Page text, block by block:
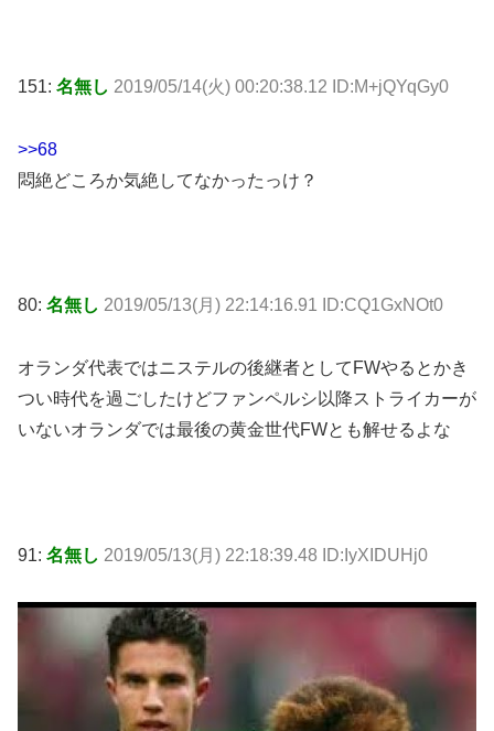
151: 名無し 2019/05/14(火) 00:20:38.12 ID:M+jQYqGy0
>>68
悶絶どころか気絶してなかったっけ？
80: 名無し 2019/05/13(月) 22:14:16.91 ID:CQ1GxNOt0
オランダ代表ではニステルの後継者としてFWやるとかき
つい時代を過ごしたけどファンペルシ以降ストライカーが
いないオランダでは最後の黄金世代FWとも解せるよな
91: 名無し 2019/05/13(月) 22:18:39.48 ID:IyXIDUHj0